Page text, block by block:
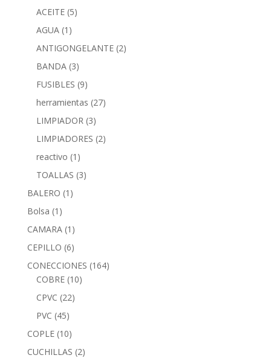
ACEITE (5)
AGUA (1)
ANTIGONGELANTE (2)
BANDA (3)
FUSIBLES (9)
herramientas (27)
LIMPIADOR (3)
LIMPIADORES (2)
reactivo (1)
TOALLAS (3)
BALERO (1)
Bolsa (1)
CAMARA (1)
CEPILLO (6)
CONECCIONES (164)
COBRE (10)
CPVC (22)
PVC (45)
COPLE (10)
CUCHILLAS (2)